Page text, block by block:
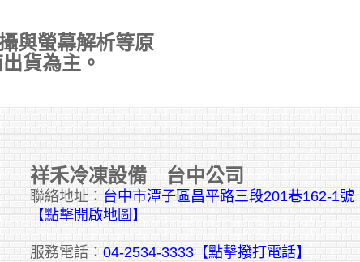
與螢幕解析等原
貨為主。
祥禾冷凍設備 台中公司
聯絡地址： 台中市潭子區昌平路三段201巷162-1號
【點擊開啟地圖】
服務電話： 04-2534-3333 【點擊撥打電話】